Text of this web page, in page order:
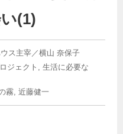
(1)
ス主宰／横山 奈保子
ジェクト , 生活に必要な
霧, 近藤健一